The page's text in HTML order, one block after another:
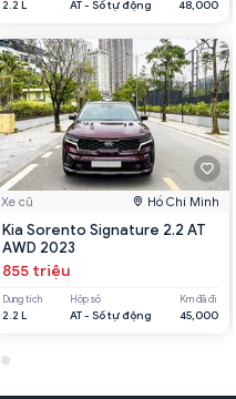
2.2 L AT - Số tự động 48,000
Xe cũ Hồ Chí Minh
Kia Sorento Signature 2.2 AT
AWD 2023
855 triệu
Dung tích
2.2 L
Hộp số
AT - Số tự động
Km đã đi
45,000